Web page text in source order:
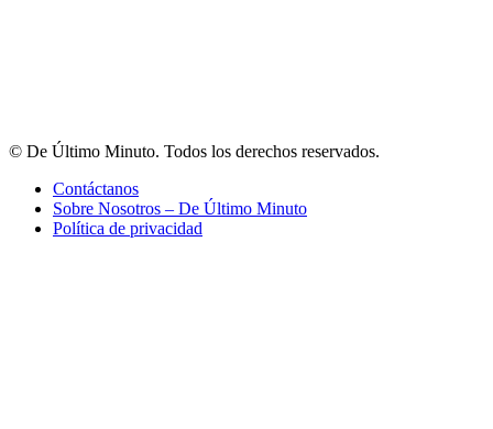
© De Último Minuto. Todos los derechos reservados.
Contáctanos
Sobre Nosotros – De Último Minuto
Política de privacidad